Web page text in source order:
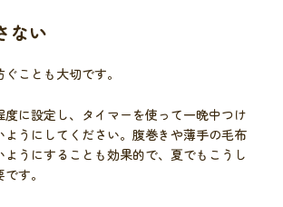
ない
ことも大切です。
度に設定し、タイマーを使って一晩中つけ
ようにしてください。腹巻きや薄手の毛布
ようにすることも効果的で、夏でもこうし
す。